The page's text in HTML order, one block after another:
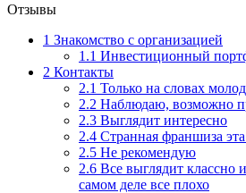
Отзывы
1 Знакомство с организацией
1.1 Инвестиционный
2 Контакты
2.1 Только на словах
2.2 Наблюдаю, возможно
2.3 Выглядит интересно
2.4 Странная франшиза
2.5 Не рекомендую
2.6 Все выглядит классно
самом деле все плохо